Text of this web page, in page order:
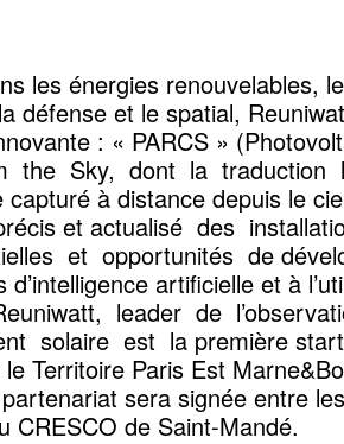
les énergies renouvelables,
défense et le spatial,
: « PARCS »
the Sky, dont la traduction
capturé à distance depuis le
et actualisé des
et opportunités de
artificielle et à
leader de
solaire est la première
Territoire Paris Est
sera signée entre
CRESCO de Saint-Mandé.